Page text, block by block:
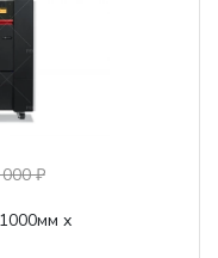
₽
х